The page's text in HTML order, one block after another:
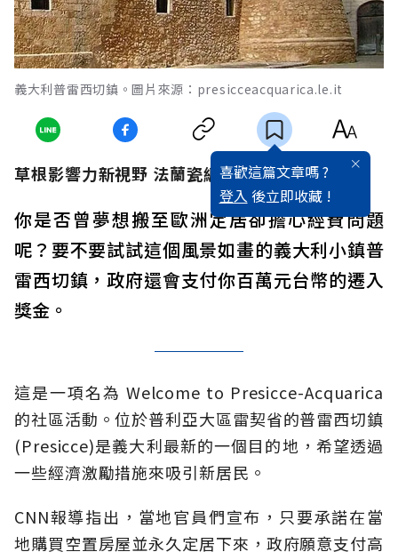
義大利普雷西切鎮。圖片來源：presicceacquarica.le.it
喜歡這篇文章嗎 ?
登入 後立即收藏 !
草根影響力新視野 法蘭瓷編譯
你是否曾夢想搬至歐洲定居卻擔心經費問題
呢？要不要試試這個風景如畫的義大利小鎮普
雷西切鎮，政府還會支付你百萬元台幣的遷入
獎金。
這是一項名為 Welcome to Presicce-Acquarica
的社區活動。位於普利亞大區雷契省的普雷西切鎮
(Presicce)是義大利最新的一個目的地，希望透過
一些經濟激勵措施來吸引新居民。
CNN報導指出，當地官員們宣布，只要承諾在當
地購買空置房屋並永久定居下來，政府願意支付高